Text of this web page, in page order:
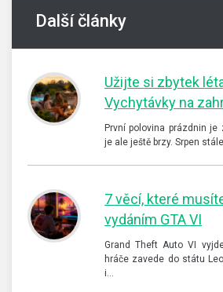
Další články
Užijte si zbytek
Vychytávky na
První polovina prázdnin
je ale ještě brzy. Srpen
7 věcí, které
vydáním GTA VI
Grand Theft Auto VI
hráče zavede do státu
i…